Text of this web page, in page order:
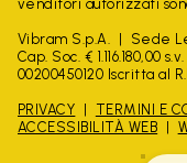
venditori autorizzati
Vibram S.p.A.
Sede
Cap. Soc. € 1.116.180,00 s.v.
00200450120 Iscritta al
PRIVACY TERMINI E
ACCESSIBILITÀ WEB